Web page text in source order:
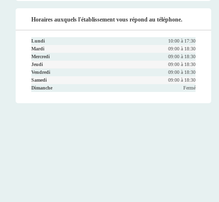
ook
er
be
ram
Horaires auxquels l'établissement vous répond au téléphone.
Lundi
10:00 à 17:30
Mardi
09:00 à 18:30
Mercredi
09:00 à 18:30
Jeudi
09:00 à 18:30
Vendredi
09:00 à 18:30
Samedi
09:00 à 18:30
Dimanche
Fermé